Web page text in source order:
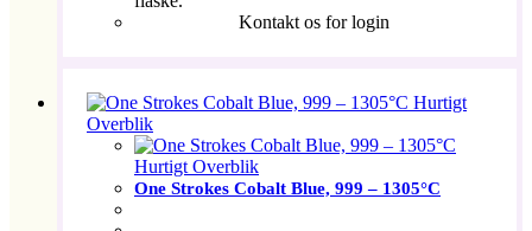
Kontakt os for login
Hurtigt
Overblik
Hurtigt Overblik
One Strokes Cobalt Blue, 999 – 1305°C